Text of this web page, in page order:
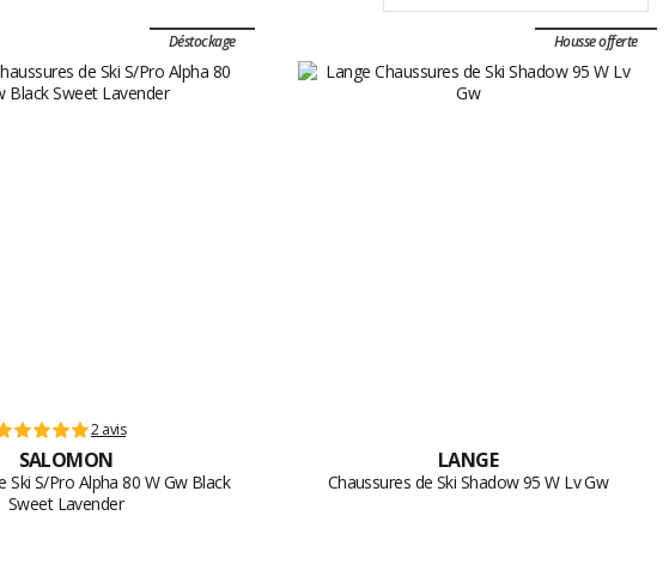
Déstockage
2 avis
SALOMON
Ski S/Pro Alpha 80 W Gw Black
Sweet Lavender
Housse offerte
LANGE
Chaussures de Ski Shadow 95 W Lv Gw